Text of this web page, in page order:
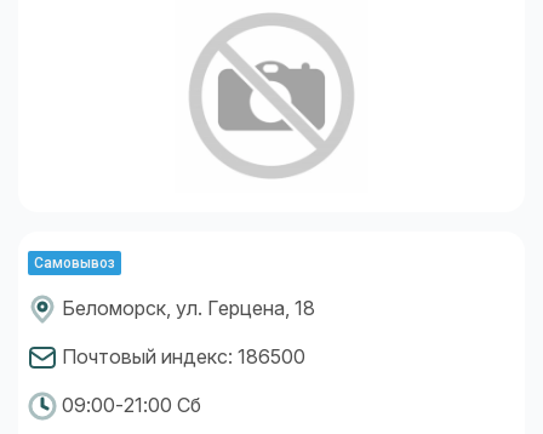
Самовывоз
Беломорск, ул. Герцена, 18
Почтовый индекс: 186500
09:00-21:00 Сб